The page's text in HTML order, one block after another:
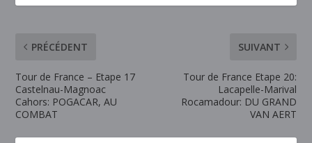
PRÉCÉDENT
Tour de France – Etape 17
Castelnau-Magnoac
Cahors: POGACAR, AU
COMBAT
SUIVANT
Tour de France Etape 20:
Lacapelle-Marival
Rocamadour: DU GRAND
VAN AERT